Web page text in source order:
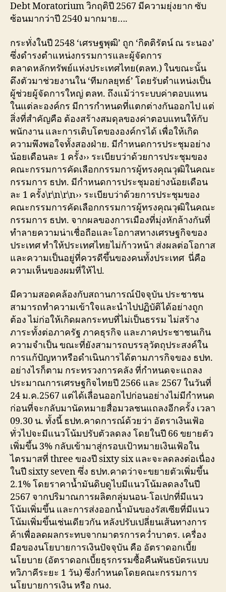
Debt Moratorium วิกฤติปี 2567 มีความยุ่งยาก ซับ
ซ้อนมากว่าปี 2540 มากมาย….
กระทั่งในปี 2548 ‘เศรษฐพุฒิ’ ถูก ‘กิตติรัตน์ ณ ระนอง’
ซึ่งดำรงตำแหน่งกรรมการและผู้จัดการ
ตลาดหลักทรัพย์แห่งประเทศไทย(ตลท.) ในขณะนั้น
ดึงตัวมาช่วยงานใน ‘ทีมกลยุทธ์’ โดยรับตำแหน่งเป็น
ผู้ช่วยผู้จัดการใหญ่ ตลท. ถึงแม้ว่าระบบค่าตอบแทน
ในแต่ละองค์กร มีการกำหนดที่แตกต่างกันออกไป แต่
สิ่งที่สำคัญคือ ต้องสร้างสมดุลของค่าตอบแทนให้กับ
พนักงาน และการเติบโตขององค์กรได้ เพื่อให้เกิด
ความพึงพอใจทั้งสองฝ่าย. มีกำหนดการประชุมอย่าง
น้อยเดือนละ 1 ครั้ง​›› ระเบียบว่าด้วยการประชุมของ
คณะกรรมการคัดเลือกกรรมการผู้ทรงคุณวุฒิในคณะ
กรรมการ ธปท. มีกำหนดการประชุมอย่างน้อยเดือน
ละ 1 ครั้ง​\r\n\r\n›› ระเบียบว่าด้วยการประชุมของ
คณะกรรมการคัดเลือกกรรมการผู้ทรงคุณวุฒิในคณะ
กรรมการ ธปท. จากผลของการเมืองที่มุ่งหักล้างกันที่
ทําลายความน่าเชื่อถือและโอกาสทางเศรษฐกิจของ
ประเทศ ทําให้ประเทศไทยไม่ก้าวหน้า ส่งผลต่อโอกาส
และความเป็นอยู่ที่ควรดีขึ้นของคนทั้งประเทศ นี่คือ
ความเห็นของผมที่ให้ไป.
มีความสอดคล้องกับสถานการณ์ปัจจุบัน ประชาชน
สามารถทำความเข้าใจและนำไปปฏิบัติได้อย่างถูก
ต้อง ไม่ก่อให้เกิดผลกระทบที่ไม่เป็นธรรม ไม่สร้าง
ภาระทั้งต่อภาครัฐ ภาคธุรกิจ และภาคประชาชนเกิน
ความจำเป็น ขณะที่ยังสามารถบรรลุวัตถุประสงค์ใน
การแก้ปัญหาหรือดำเนินการได้ตามภารกิจของ ธปท.
อย่างไรก็ตาม กระทรวงการคลัง ที่กำหนดจะแถลง
ประมาณการเศรษฐกิจไทยปี 2566 และ 2567 ในวันที่
24 ม.ค.2567 แต่ได้เลื่อนออกไปก่อนอย่างไม่มีกำหนด
ก่อนที่จะกลับมานัดหมายสื่อมวลชนแถลงอีกครั้ง เวลา
09.30 น. ทั้งนี้ ธปท.คาดการณ์ด้วยว่า อัตราเงินเฟ้อ
ทั่วไปจะมีแนวโน้มปรับตัวลดลง โดยในปี 66 ขยายตัว
เพิ่มขึ้น 3% กลับเข้ามาสู่กรอบเป้าหมายเงินเฟ้อใน
ไตรมาสที่ three ของปี sixty six และจะลดลงต่อเนื่อง
ในปี sixty seven ซึ่ง ธปท.คาดว่าจะขยายตัวเพิ่มขึ้น
2.1% โดยราคาน้ำมันดิบดูไบมีแนวโน้มลดลงในปี
2567 จากปริมาณการผลิตกลุ่มนอน-โอเปกที่มีแนว
โน้มเพิ่มขึ้น และการส่งออกน้ำมันของรัสเซียที่มีแนว
โน้มเพิ่มขึ้นเช่นเดียวกัน หลังปรับเปลี่ยนเส้นทางการ
ค้าเพื่อลดผลกระทบจากมาตรการคว่ำบาตร. เครื่อง
มือของนโยบายการเงินปัจจุบัน คือ อัตราดอกเบี้ย
นโยบาย (อัตราดอกเบี้ยธุรกรรมซื้อคืนพันธบัตรแบบ
ทวิภาคีระยะ 1 วัน) ซึ่งกำหนดโดยคณะกรรมการ
นโยบายการเงิน หรือ กนง.